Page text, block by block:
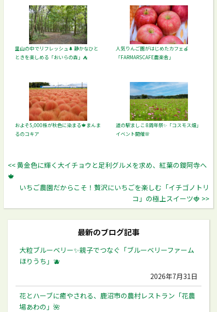
里山の中でリフレッシュ🌲 静かなひと
ときを楽しめる「おいらの森」⛺️
人気りんご園がはじめたカフェ🍎
「FARMARSCAFE農楽舎」
およそ5,000株が秋色に染まる🍁まんま
るのコキア
道の駅ましこ 8周年祭✨「コスモス畑」
イベント開催🌸
<< 黄金色に輝く大イチョウと足利グルメを求め、紅葉の鑁阿寺へ
🍁
いちご農園だからこそ！贅沢にいちごを楽しむ「イチゴノトリ
コ」の極上スイーツ🍓 >>
最新のブログ記事
大粒ブルーベリー✨️親子でつなぐ「ブルーベリーファーム
ほりうち」🫐
2026年7月31日
花とハーブに癒やされる、鹿沼市の農村レストラン「花農
場あわの」🌺